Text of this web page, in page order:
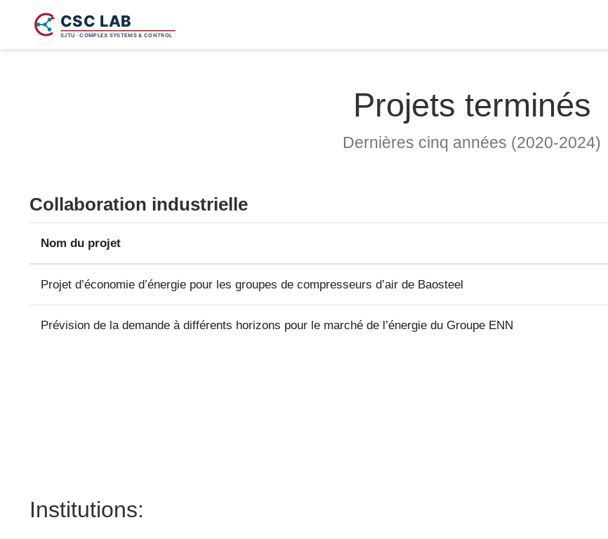
Projets terminés
Dernières cinq années (2020-2024)
Collaboration industrielle
Nom du projet
Projet d’économie d’énergie pour les groupes de compresseurs d’air de Baosteel
Prévision de la demande à différents horizons pour le marché de l’énergie du Groupe ENN
Institutions: